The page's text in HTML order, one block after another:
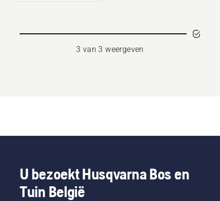
3 van 3 weergeven
U bezoekt Husqvarna Bos en
Tuin België